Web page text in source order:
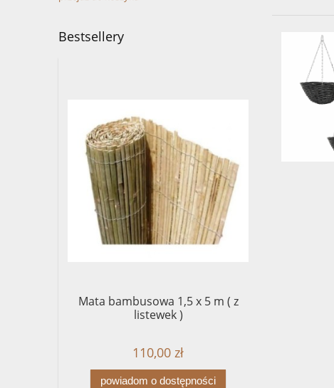
Bestsellery
Mata bambusowa 1,5 x 5 m ( z
listewek )
110,00 zł
powiadom o dostępności